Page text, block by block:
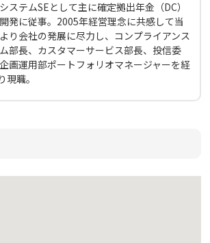
ステムSEとして主に確定拠出年金（DC）
発に従事。2005年経営理念に共感して当
り会社の発展に尽力し、コンプライアンス
部長、カスタマーサービス部長、投信委
画運用部ポートフォリオマネージャーを経
職。